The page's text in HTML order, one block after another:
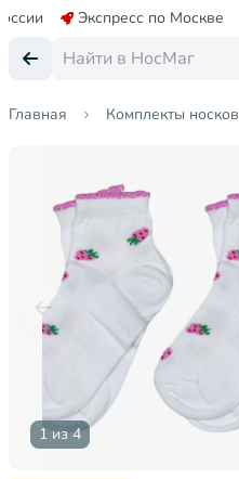
Экспресс по Москве
Главная Комплекты носков
1 из 4